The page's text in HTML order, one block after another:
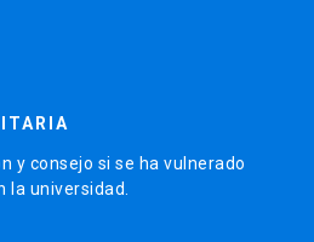
y consejo si se ha vulnerado
la universidad.